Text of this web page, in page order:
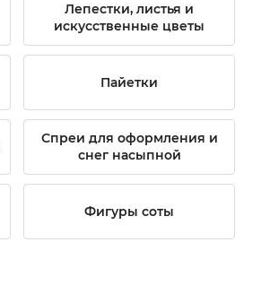
Лепестки, листья и
искусственные цветы
Пайетки
Спреи для оформления и
снег насыпной
Фигуры соты